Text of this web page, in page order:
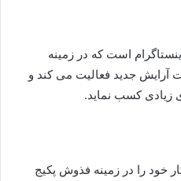
است که در زمینه
جدید فعالیت می‌ کند و
زیادی کسب نماید.
خود را در زمینه فذوش پکیج